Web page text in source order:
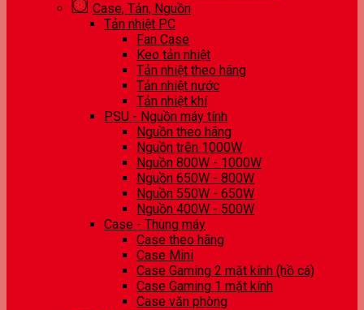
Case, Tản, Nguồn
Tản nhiệt PC
Fan Case
Keo tản nhiệt
Tản nhiệt theo hãng
Tản nhiệt nước
Tản nhiệt khí
PSU - Nguồn máy tính
Nguồn theo hãng
Nguồn trên 1000W
Nguồn 800W - 1000W
Nguồn 650W - 800W
Nguồn 550W - 650W
Nguồn 400W - 500W
Case - Thùng máy
Case theo hãng
Case Mini
Case Gaming 2 mặt kính (hồ cá)
Case Gaming 1 mặt kính
Case văn phòng